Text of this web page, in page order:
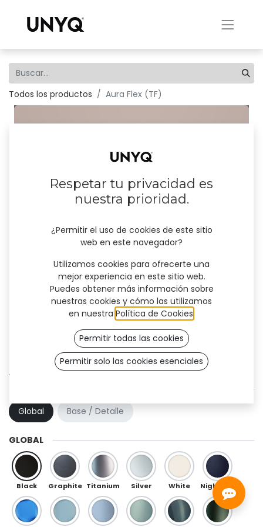
Todos los productos Aura Flex (TF)
Aura Flex (TF)
Global
Base / Detalle
GLOBAL
Black Graphite Titanium Silver White
Respetar tu privacidad es
nuestra prioridad.
¿Permitir el uso de cookies de este sitio
web en este navegador?
Utilizamos cookies para ofrecerte una
mejor experiencia en este sitio web.
Puedes obtener más información sobre
nuestras cookies y cómo las utilizamos
en nuestra Política de Cookies
Permitir todas las cookies
Permitir solo las cookies esenciales